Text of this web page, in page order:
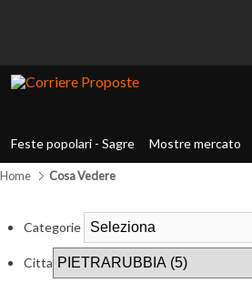
Feste popolari - Sagre Mostre mercato
Home Cosa Vedere
Categorie
Citta